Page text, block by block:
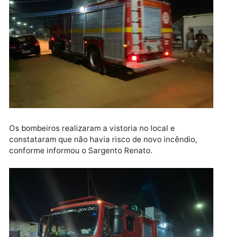
colocando fim no incêndio pouco a pouco.
Os bombeiros realizaram a vistoria no local e
constataram que não havia risco de novo incêndio,